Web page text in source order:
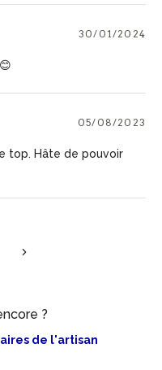
30/01/2024
05/08/2023
top. Hâte de pouvoir
?
de l'artisan